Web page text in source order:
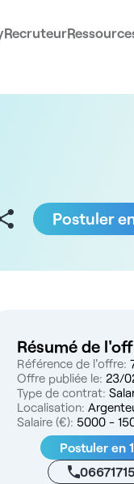
Recruteur
Postuler
Résumé de
Référence de l'offre:
Offre publiée le: 23/
Type de contrat:
Localisation:
Salaire (€): 5000 -
Postuler en